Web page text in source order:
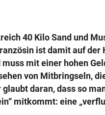
40 Kilo Sand und
ist damit auf
mit einer hohen
von Mitbringseln,
daran, dass so
mitkommt: eine